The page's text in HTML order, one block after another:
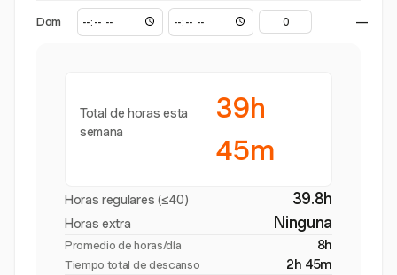
Dom —
Total de horas esta
semana
39h
45m
Horas regulares (≤40) 39.8h
Horas extra Ninguna
Promedio de horas/día 8h
Tiempo total de descanso 2h 45m